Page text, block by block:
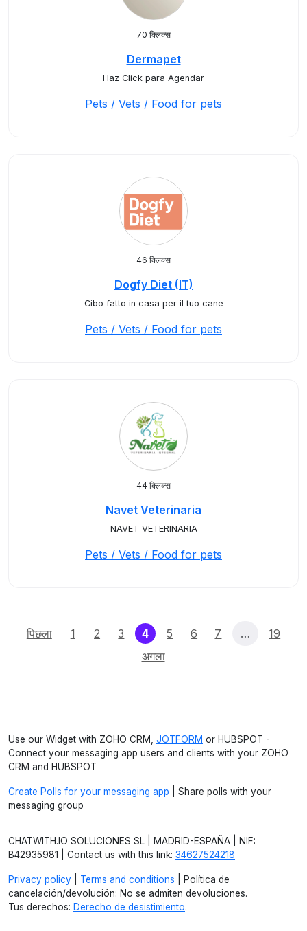
70 क्लिक्स
Dermapet
Haz Click para Agendar
Pets / Vets / Food for pets
46 क्लिक्स
Dogfy Diet (IT)
Cibo fatto in casa per il tuo cane
Pets / Vets / Food for pets
44 क्लिक्स
Navet Veterinaria
NAVET VETERINARIA
Pets / Vets / Food for pets
पिछला 1 2 3 4(current)
5 6 7 …
19
अगला
Use our Widget with ZOHO CRM, JOTFORM or HUBSPOT -
Connect your messaging app users and clients with your ZOHO
CRM and HUBSPOT
Create Polls for your messaging app | Share polls with your
messaging group
CHATWITH.IO SOLUCIONES SL | MADRID-ESPAÑA | NIF:
B42935981 | Contact us with this link: 34627524218
Privacy policy Terms and conditions | Política de
cancelación/devolución: No se admiten devoluciones.
Tus derechos: Derecho de desistimiento.